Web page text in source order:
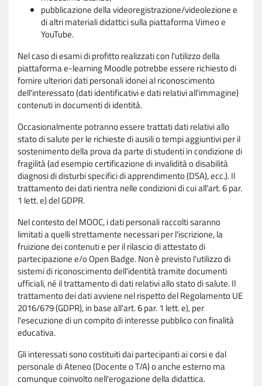
pubblicazione della videoregistrazione/videolezione e
di altri materiali didattici sulla piattaforma Vimeo e
YouTube.
Nel caso di esami di profitto realizzati con l'utilizzo della
piattaforma e-learning Moodle potrebbe essere richiesto di
fornire ulteriori dati personali idonei al riconoscimento
dell'interessato (dati identificativi e dati relativi all'immagine)
contenuti in documenti di identità.
Occasionalmente potranno essere trattati dati relativi allo
stato di salute per le richieste di ausili o tempi aggiuntivi per il
sostenimento della prova da parte di studenti in condizione di
fragilità (ad esempio certificazione di invalidità o disabilità
diagnosi di disturbi specifici di apprendimento (DSA), ecc.). Il
trattamento dei dati rientra nelle condizioni di cui all'art. 6 par.
1 lett. e) del GDPR.
Nel contesto del MOOC, i dati personali raccolti saranno
limitati a quelli strettamente necessari per l'iscrizione, la
fruizione dei contenuti e per il rilascio di attestato di
partecipazione e/o Open Badge. Non è previsto l'utilizzo di
sistemi di riconoscimento dell'identità tramite documenti
ufficiali, né il trattamento di dati relativi allo stato di salute. Il
trattamento dei dati avviene nel rispetto del Regolamento UE
2016/679 (GDPR), in base all'art. 6 par. 1 lett. e), per
l'esecuzione di un compito di interesse pubblico con finalità
educativa.
Gli interessati sono costituiti dai partecipanti ai corsi e dal
personale di Ateneo (Docente o T/A) o anche esterno ma
comunque coinvolto nell'erogazione della didattica.